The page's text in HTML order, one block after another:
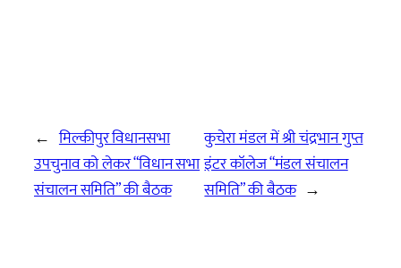
← मिल्कीपुर विधानसभा
उपचुनाव को लेकर “विधान सभा
संचालन समिति” की बैठक
कुचेरा मंडल में श्री चंद्रभान गुप्त
इंटर कॉलेज “मंडल संचालन
समिति” की बैठक →